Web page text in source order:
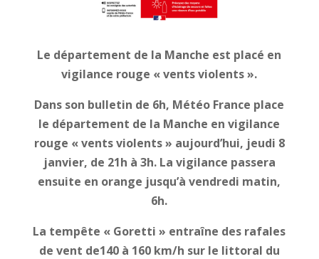
Le département de la Manche est placé en
vigilance rouge « vents violents ».
Dans son bulletin de 6h, Météo France place
le département de la Manche en vigilance
rouge « vents violents » aujourd’hui, jeudi 8
janvier, de 21h à 3h. La vigilance passera
ensuite en orange jusqu’à vendredi matin,
6h.
La tempête « Goretti » entraîne des rafales
de vent de140 à 160km/h sur le littoral du